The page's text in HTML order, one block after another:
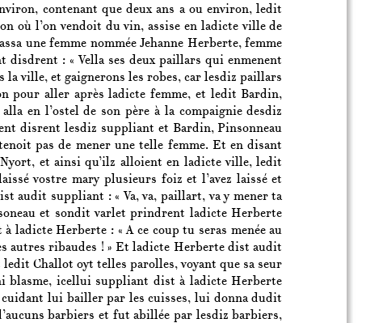
contenant que deux ans a ou environ, ledit
où l’on vendoit du vin, assise en ladicte ville de
une femme nommée Jehanne Herberte, femme
: « Vella ses deux paillars qui enmenent
la ville, et gaignerons les robes, car lesdiz paillars
pour aller après ladicte femme, et ledit Bardin,
en l’ostel de son père à la compaignie desdiz
disrent lesdiz suppliant et Bardin, Pinsonneau
pas de mener une telle femme. Et en disant
et ainsi qu’ilz alloient en ladicte ville, ledit
vostre mary plusieurs foiz et l’avez laissé et
audit suppliant : « Va, va, paillart, va y mener ta
et sondit varlet prindrent ladicte Herberte
Herberte : « A ce coup tu seras menée au
autres ribaudes ! » Et ladicte Herberte dist audit
Challot oyt telles parolles, voyant que sa seur
blasme, icellui suppliant dist à ladicte Herberte
lui bailler par les cuisses, lui donna dudit
barbiers et fut abillée par lesdiz barbiers,